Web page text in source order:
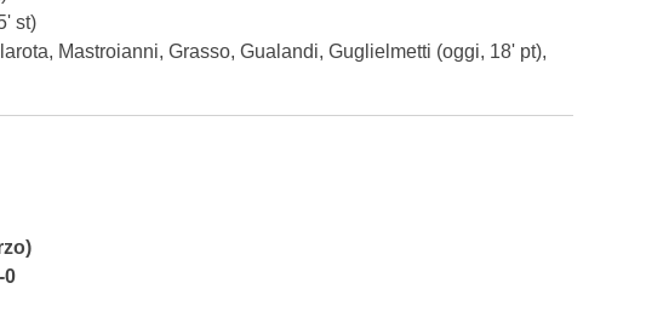
st)
Mastroianni, Grasso, Gualandi, Guglielmetti (oggi, 18' pt),
0